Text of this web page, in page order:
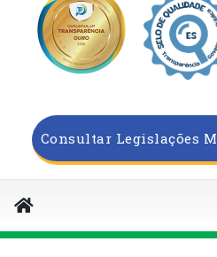
Consultar Legislações